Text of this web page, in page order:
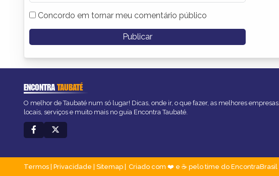
Concordo em tornar meu comentário público
ENCONTRATAUBATÉ
O melhor de Taubaté num só lugar! Dicas, onde ir, o que fazer, as melhores empresas,
locais, serviços e muito mais no guia Encontra Taubaté.
Termos Privacidade Sitemap Criado com ❤️ e ☕ pelo time do EncontraBrasil